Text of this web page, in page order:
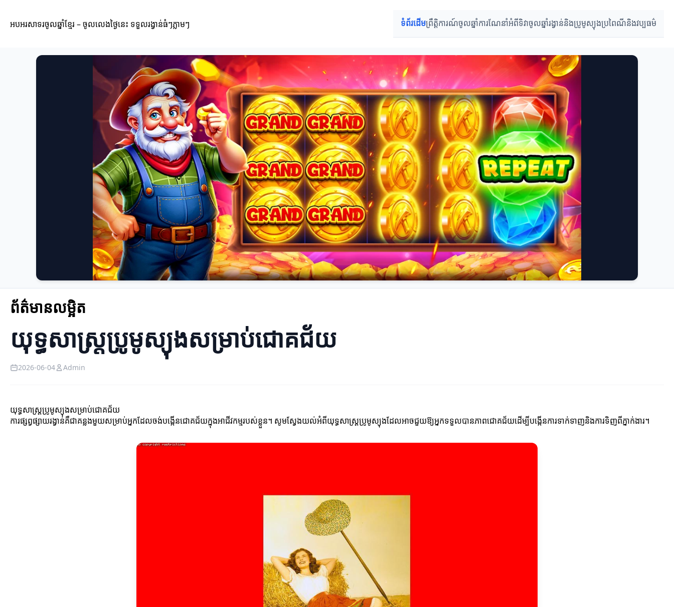
អបអរសាទរចូលឆ្នាំខ្មែរ – ចូលលេងថ្ងៃនេះ ទទួលរង្វាន់ធំៗភ្លាមៗ ទំព័រដើមព្រឹត្តិការណ៍ចូលឆ្នាំការណែនាំអំពីទិវាចូលឆ្នាំរង្វាន់និងប្រូមូស្យុងប្រពៃណីនិងវប្បធម៌
ព័ត៌មានលម្អិត
យុទ្ធសាស្ត្រប្រូមូស្យុងសម្រាប់ជោគជ័យ
2026-06-04 Admin
យុទ្ធសាស្ត្រប្រូមូស្យុងសម្រាប់ជោគជ័យ
ការផ្សព្វផ្សាយរង្វាន់គឺជាគន្លងមួយសម្រាប់អ្នកដែលចង់បង្កើនជោគជ័យក្នុងអាជីវកម្មរបស់ខ្លួន។ សូមស្វែងយល់អំពីយុទ្ធសាស្ត្រប្រូមូស្យុងដែលអាចជួយឱ្យអ្នកទទួលបានភាពជោគជ័យដើម្បីបង្កើនការទាក់ទាញនិងការទិញពីភ្នាក់ងារ។